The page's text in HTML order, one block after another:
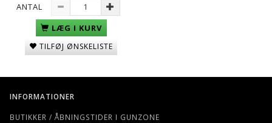
ANTAL
LÆG I KURV
TILFØJ ØNSKELISTE
INFORMATIONER
BUTIKKER / ÅBNINGSTIDER I GUNZONE